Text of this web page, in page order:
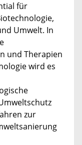
für
Umwelt. In
und Therapien
wird es
zur